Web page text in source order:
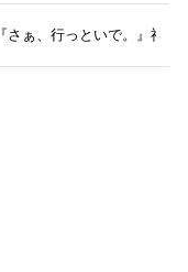
『さぁ、行っといで。』福